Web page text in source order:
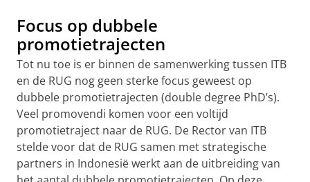
Focus op dubbele
promotietrajecten
Tot nu toe is er binnen de samenwerking tussen ITB
en de RUG nog geen sterke focus geweest op
dubbele promotietrajecten (double degree PhD’s).
Veel promovendi komen voor een voltijd
promotietraject naar de RUG. De Rector van ITB
stelde voor dat de RUG samen met strategische
partners in Indonesië werkt aan de uitbreiding van